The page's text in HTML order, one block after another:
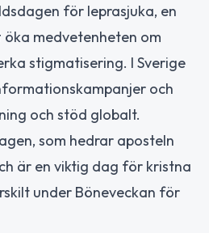
för leprasjuka, en
medvetenheten om
stigmatisering. I Sverige
och
och stöd globalt.
som hedrar aposteln
är en viktig dag för kristna
under Böneveckan för